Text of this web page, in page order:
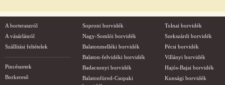
A borteraszról
A vásárlásról
Szállítási feltételek
Pincészetek
Borkereső
Soproni borvidék
Nagy-Somlói borvidék
Balatonmelléki borvidék
Balaton-felvidéki borvidék
Badacsonyi borvidék
Balatonfüred-Csopaki
Tolnai borvidék
Szekszárdi borvidék
Pécsi borvidék
Villányi borvidék
Hajós-Bajai borvidék
Kunsági borvidék